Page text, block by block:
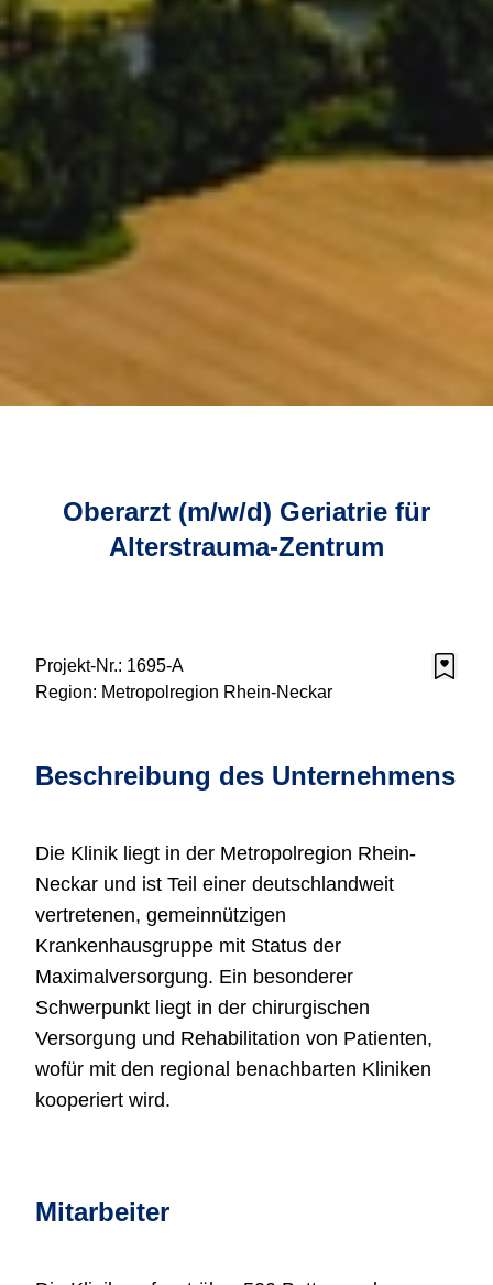
Oberarzt (m/w/d) Geriatrie für
Alterstrauma-Zentrum
Projekt-Nr.: 1695-A
Region: Metropolregion Rhein-Neckar
Beschreibung des Unternehmens
Die Klinik liegt in der Metropolregion Rhein-
Neckar und ist Teil einer deutschlandweit
vertretenen, gemeinnützigen
Krankenhausgruppe mit Status der
Maximalversorgung. Ein besonderer
Schwerpunkt liegt in der chirurgischen
Versorgung und Rehabilitation von Patienten,
wofür mit den regional benachbarten Kliniken
kooperiert wird.
Mitarbeiter